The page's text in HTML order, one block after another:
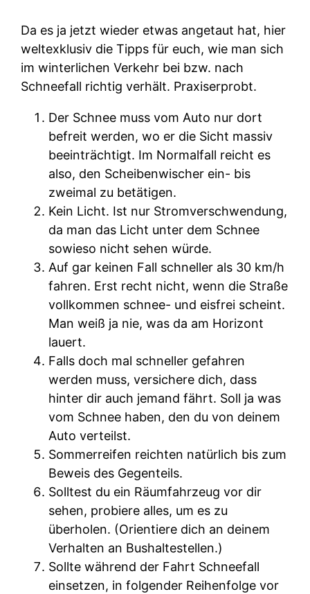
Da es ja jetzt wieder etwas angetaut hat, hier
weltexklusiv die Tipps für euch, wie man sich
im winterlichen Verkehr bei bzw. nach
Schneefall richtig verhält. Praxiserprobt.
Der Schnee muss vom Auto nur dort
befreit werden, wo er die Sicht massiv
beeinträchtigt. Im Normalfall reicht es
also, den Scheibenwischer ein- bis
zweimal zu betätigen.
Kein Licht. Ist nur Stromverschwendung,
da man das Licht unter dem Schnee
sowieso nicht sehen würde.
Auf gar keinen Fall schneller als 30 km/h
fahren. Erst recht nicht, wenn die Straße
vollkommen schnee- und eisfrei scheint.
Man weiß ja nie, was da am Horizont
lauert.
Falls doch mal schneller gefahren
werden muss, versichere dich, dass
hinter dir auch jemand fährt. Soll ja was
vom Schnee haben, den du von deinem
Auto verteilst.
Sommerreifen reichten natürlich bis zum
Beweis des Gegenteils.
Solltest du ein Räumfahrzeug vor dir
sehen, probiere alles, um es zu
überholen. (Orientiere dich an deinem
Verhalten an Bushaltestellen.)
Sollte während der Fahrt Schneefall
einsetzen, in folgender Reihenfolge vor